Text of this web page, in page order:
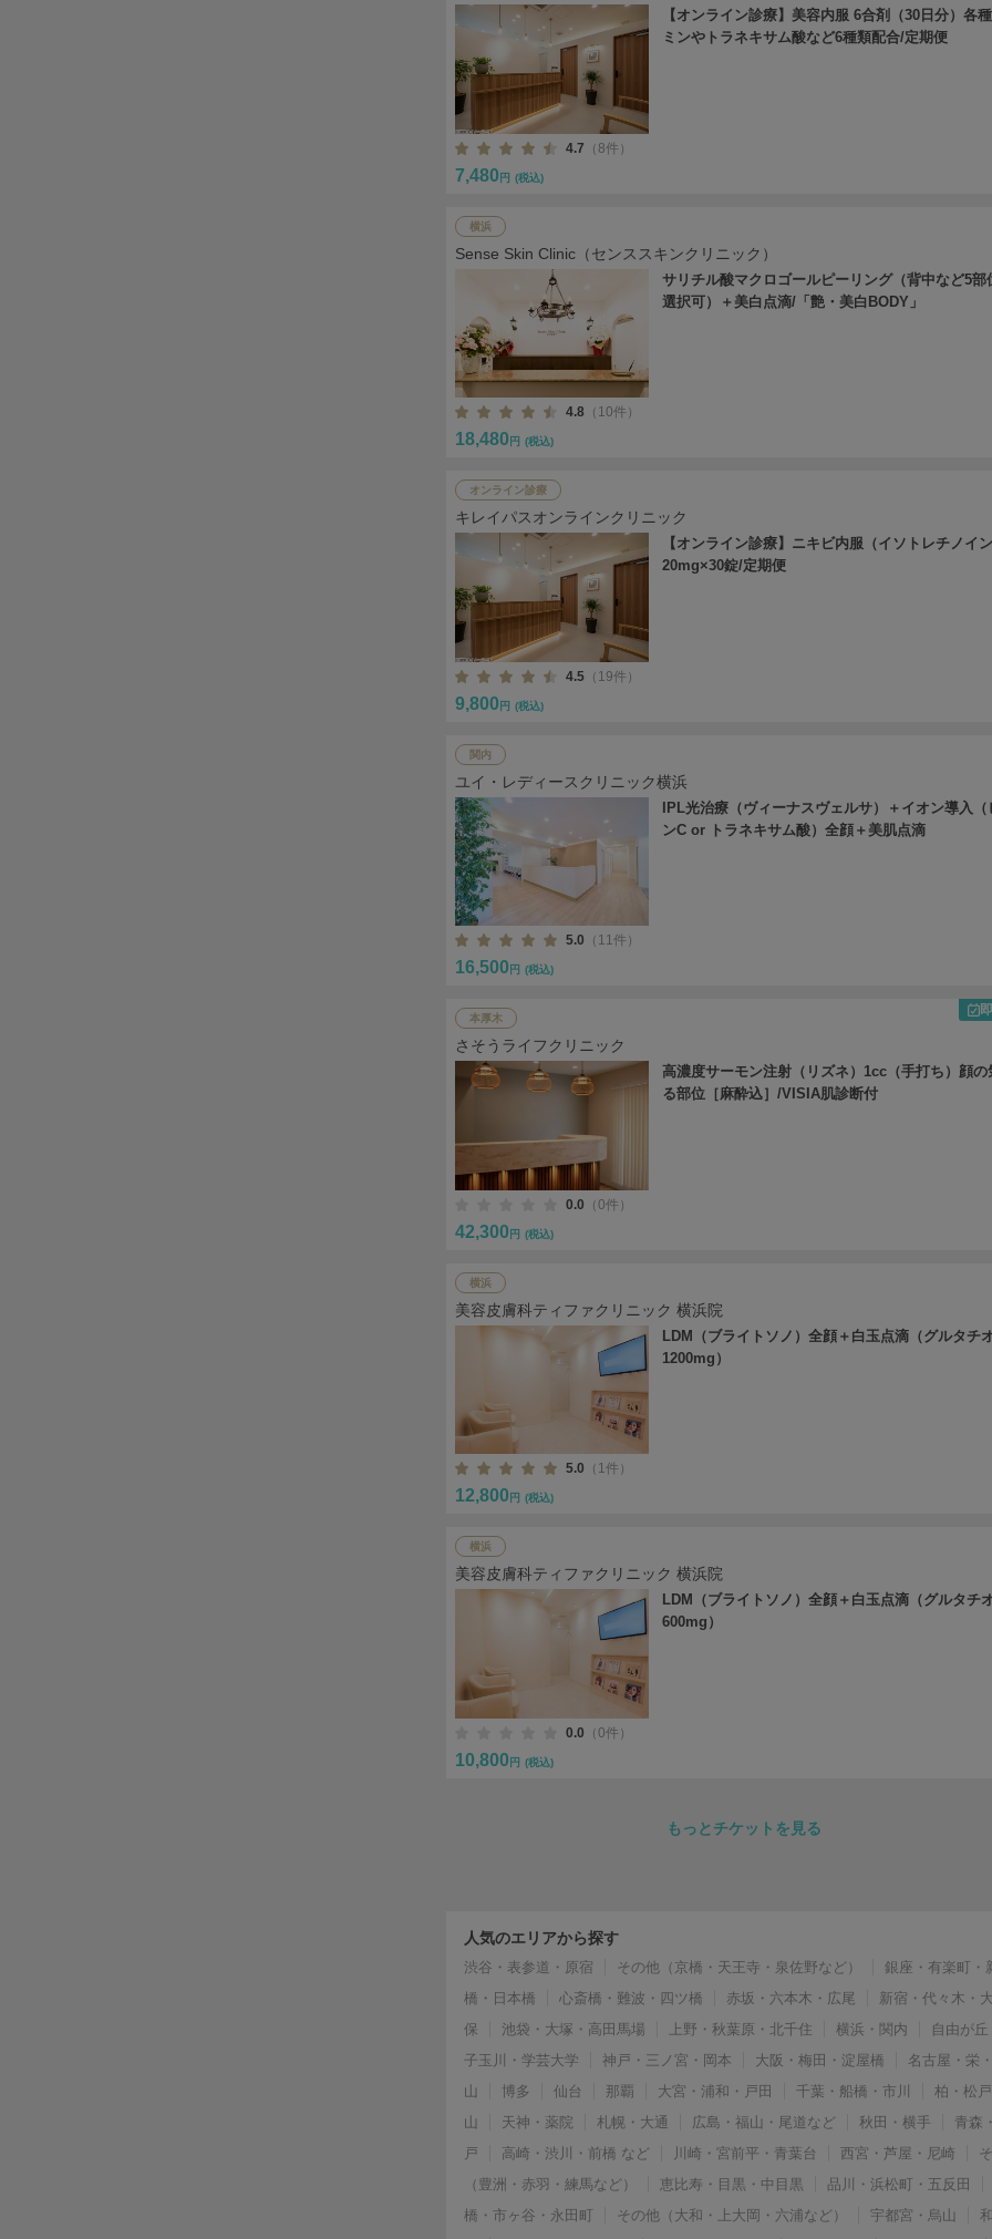
【オンライン診療】美容内服 6合剤（30日分）各
ミンやトラネキサム酸など6種類配合/定期便
4.7 （8件）
7,480 円 (税込)
横浜
Sense Skin Clinic（センススキンクリニック）
サリチル酸マクロゴールピーリング（背中など5部
選択可）＋美白点滴/「艶・美白BODY」
4.8 （10件）
18,480 円 (税込)
オンライン診療
キレイパスオンラインクリニック
【オンライン診療】ニキビ内服（イソトレチノイ
20mg×30錠/定期便
4.5 （19件）
9,800 円 (税込)
関内
ユイ・レディースクリニック横浜
IPL光治療（ヴィーナスヴェルサ）＋イオン導入（
ンC or トラネキサム酸）全顔＋美肌点滴
5.0 （11件）
16,500 円 (税込)
本厚木
さそうライフクリニック
高濃度サーモン注射（リズネ）1cc（手打ち）顔の
る部位［麻酔込］/VISIA肌診断付
0.0 （0件）
42,300 円 (税込)
横浜
美容皮膚科ティファクリニック 横浜院
LDM（ブライトソノ）全顔＋白玉点滴（グルタチ
1200mg）
5.0 （1件）
12,800 円 (税込)
横浜
美容皮膚科ティファクリニック 横浜院
LDM（ブライトソノ）全顔＋白玉点滴（グルタチ
600mg）
0.0 （0件）
10,800 円 (税込)
もっとチケットを見る
人気のエリアから探す
渋谷・表参道・原宿 その他（京橋・天王寺・泉佐野など）
銀座・有楽町・
橋・日本橋
心斎橋・難波・四ツ橋 赤坂・六本木・広尾
新宿・代々木・
保
池袋・大塚・高田馬場 上野・秋葉原・北千住 横浜・関内
自由が
子玉川・学芸大学
神戸・三ノ宮・岡本 大阪・梅田・淀屋橋
名古屋・栄
山
博多 仙台 那覇 大宮・浦和・戸田 千葉・船橋・市川
柏・松
山
天神・薬院 札幌・大通 広島・福山・尾道など 秋田・横手
青森
戸
高崎・渋川・前橋 など 川崎・宮前平・青葉台 西宮・芦屋・尼崎
（豊洲・赤羽・練馬など）
恵比寿・目黒・中目黒
品川・浜松町・五反田
橋・市ヶ谷・永田町
その他（大和・上大岡・六浦など） 宇都宮・烏山